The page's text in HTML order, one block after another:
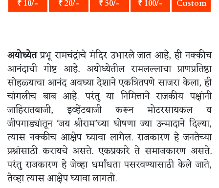
₹ 10/- ₹ 20/- ₹ 50/- ₹ 100/- Custom
अयोध्येतप्रभू रामचंद्रांचे मंदिर उभारले जात आहे, ही नक्कीच
आनंदाची गोष्ट आहे. अयोध्येतील रामलल्लाचा प्राणप्रतिष्ठा
सोहळ्याचा आनंद अवघ्या देशाने एकत्रितपणे साजरा केला, ही
चांगलीच बाब आहे. परंतु या निमित्ताने राजकीय पक्षांनी
जाहिरातबाजी, इव्हेंटबाजी करून मोटरसायकल व
जीपगाड्यांतून ‘जय श्रीराम’च्या घोषणा ज्या उन्मादाने दिल्या,
त्यास नक्कीच आक्षेप घ्यावा लागेल. राजकारण हे जनतेच्या
प्रश्नांसाठी करायचे असते. एकप्रकारे ते समाजकारण असते.
परंतु राजकारण हे जेव्हा धर्मांधता पसरवण्यासाठी केले जाते,
तेव्हा त्यास आक्षेप घ्यावा लागतो.